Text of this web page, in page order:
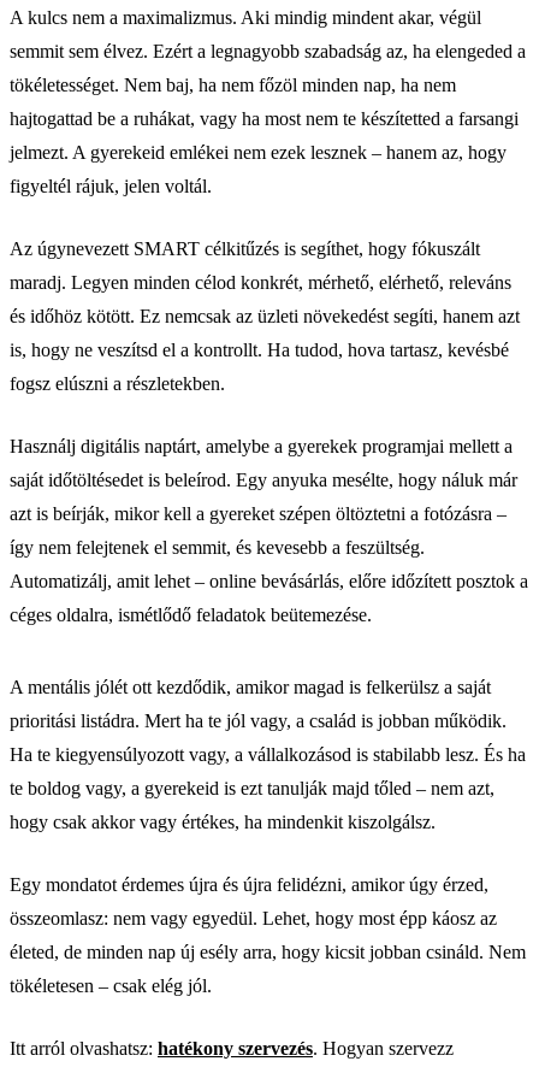
A kulcs nem a maximalizmus. Aki mindig mindent akar, végül
semmit sem élvez. Ezért a legnagyobb szabadság az, ha elengeded a
tökéletességet. Nem baj, ha nem főzöl minden nap, ha nem
hajtogattad be a ruhákat, vagy ha most nem te készítetted a farsangi
jelmezt. A gyerekeid emlékei nem ezek lesznek – hanem az, hogy
figyeltél rájuk, jelen voltál.
Az úgynevezett SMART célkitűzés is segíthet, hogy fókuszált
maradj. Legyen minden célod konkrét, mérhető, elérhető, releváns
és időhöz kötött. Ez nemcsak az üzleti növekedést segíti, hanem azt
is, hogy ne veszítsd el a kontrollt. Ha tudod, hova tartasz, kevésbé
fogsz elúszni a részletekben.
Használj digitális naptárt, amelybe a gyerekek programjai mellett a
saját időtöltésedet is beleírod. Egy anyuka mesélte, hogy náluk már
azt is beírják, mikor kell a gyereket szépen öltöztetni a fotózásra –
így nem felejtenek el semmit, és kevesebb a feszültség.
Automatizálj, amit lehet – online bevásárlás, előre időzített posztok a
céges oldalra, ismétlődő feladatok beütemezése.
A mentális jólét ott kezdődik, amikor magad is felkerülsz a saját
prioritási listádra. Mert ha te jól vagy, a család is jobban működik.
Ha te kiegyensúlyozott vagy, a vállalkozásod is stabilabb lesz. És ha
te boldog vagy, a gyerekeid is ezt tanulják majd tőled – nem azt,
hogy csak akkor vagy értékes, ha mindenkit kiszolgálsz.
Egy mondatot érdemes újra és újra felidézni, amikor úgy érzed,
összeomlasz: nem vagy egyedül. Lehet, hogy most épp káosz az
életed, de minden nap új esély arra, hogy kicsit jobban csináld. Nem
tökéletesen – csak elég jól.
Itt arról olvashatsz: hatékony szervezés. Hogyan szervezz